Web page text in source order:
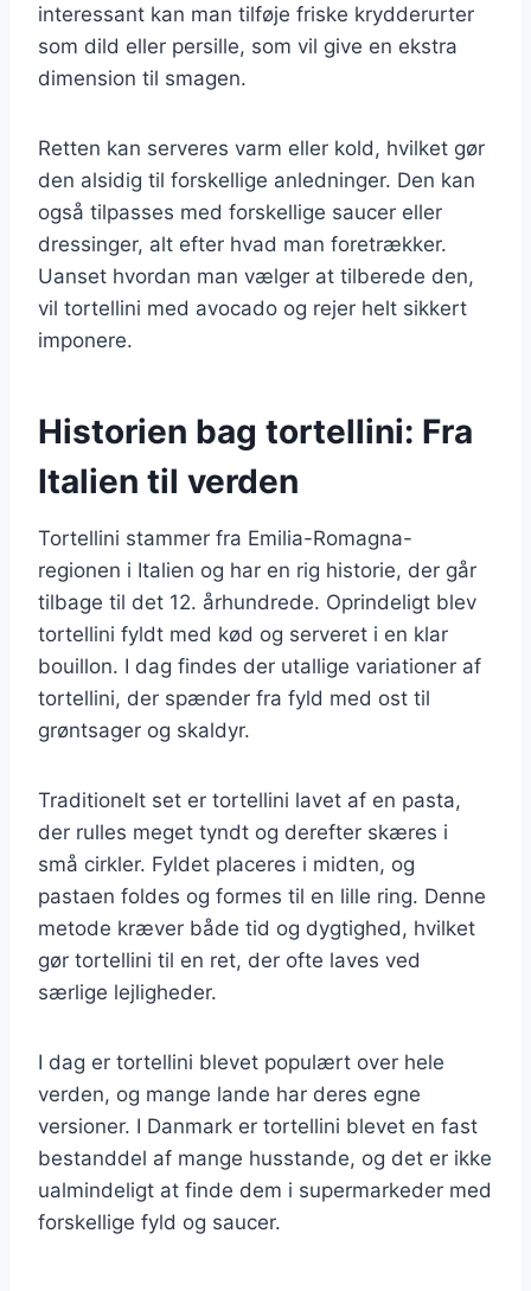
interessant kan man tilføje friske krydderurter
som dild eller persille, som vil give en ekstra
dimension til smagen.
Retten kan serveres varm eller kold, hvilket gør
den alsidig til forskellige anledninger. Den kan
også tilpasses med forskellige saucer eller
dressinger, alt efter hvad man foretrækker.
Uanset hvordan man vælger at tilberede den,
vil tortellini med avocado og rejer helt sikkert
imponere.
Historien bag tortellini: Fra
Italien til verden
Tortellini stammer fra Emilia-Romagna-
regionen i Italien og har en rig historie, der går
tilbage til det 12. århundrede. Oprindeligt blev
tortellini fyldt med kød og serveret i en klar
bouillon. I dag findes der utallige variationer af
tortellini, der spænder fra fyld med ost til
grøntsager og skaldyr.
Traditionelt set er tortellini lavet af en pasta,
der rulles meget tyndt og derefter skæres i
små cirkler. Fyldet placeres i midten, og
pastaen foldes og formes til en lille ring. Denne
metode kræver både tid og dygtighed, hvilket
gør tortellini til en ret, der ofte laves ved
særlige lejligheder.
I dag er tortellini blevet populært over hele
verden, og mange lande har deres egne
versioner. I Danmark er tortellini blevet en fast
bestanddel af mange husstande, og det er ikke
ualmindeligt at finde dem i supermarkeder med
forskellige fyld og saucer.